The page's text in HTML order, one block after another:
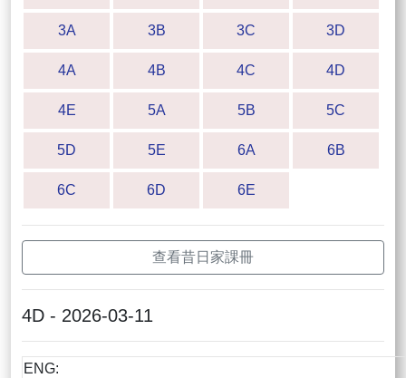
3A 3B 3C 3D
4A 4B 4C 4D
4E 5A 5B 5C
5D 5E 6A 6B
6C 6D 6E
查看昔日家課冊
4D - 2026-03-11
ENG: